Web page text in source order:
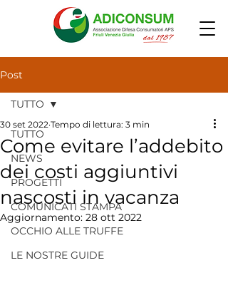
Post
TUTTO
NEWS
PROGETTI
COMUNICATI STAMPA
OCCHIO ALLE TRUFFE
LE NOSTRE GUIDE
TUTTO
Come evitare l’addebito
dei costi aggiuntivi
nascosti in vacanza
30 set 2022 Tempo di lettura: 3 min
Aggiornamento: 28 ott 2022